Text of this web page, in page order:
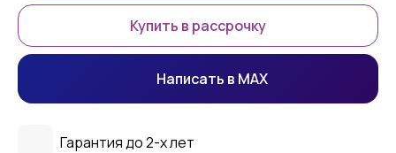
Купить в рассрочку
Написать в MAX
Гарантия до 2-х лет